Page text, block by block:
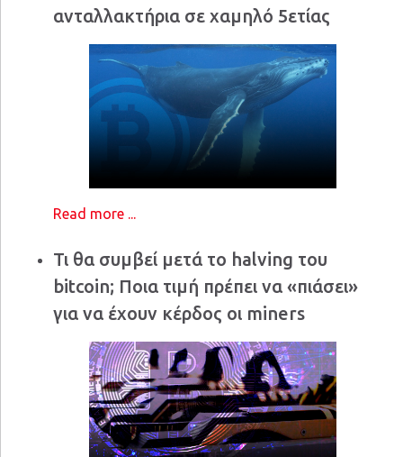
ανταλλακτήρια σε χαμηλό 5ετίας
Read more ...
Τι θα συμβεί μετά το halving του
bitcoin; Ποια τιμή πρέπει να «πιάσει»
για να έχουν κέρδος οι miners